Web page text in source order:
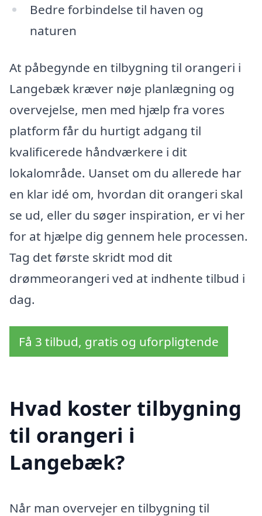
Bedre forbindelse til haven og
naturen
At påbegynde en tilbygning til orangeri i
Langebæk kræver nøje planlægning og
overvejelse, men med hjælp fra vores
platform får du hurtigt adgang til
kvalificerede håndværkere i dit
lokalområde. Uanset om du allerede har
en klar idé om, hvordan dit orangeri skal
se ud, eller du søger inspiration, er vi her
for at hjælpe dig gennem hele processen.
Tag det første skridt mod dit
drømmeorangeri ved at indhente tilbud i
dag.
Få 3 tilbud, gratis og uforpligtende
Hvad koster tilbygning
til orangeri i
Langebæk?
Når man overvejer en tilbygning til